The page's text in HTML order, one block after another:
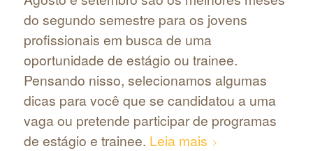
do segundo semestre para os jovens
profissionais em busca de uma
oportunidade de estágio ou trainee.
Pensando nisso, selecionamos algumas
dicas para você que se candidatou a uma
vaga ou pretende participar de programas
de estágio e trainee. Leia mais